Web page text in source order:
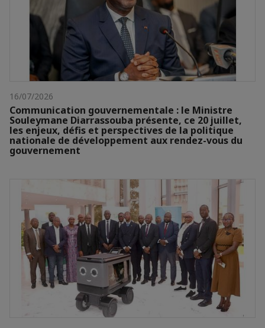
16/07/2026
Communication gouvernementale : le Ministre
Souleymane Diarrassouba présente, ce 20 juillet,
les enjeux, défis et perspectives de la politique
nationale de développement aux rendez-vous du
gouvernement